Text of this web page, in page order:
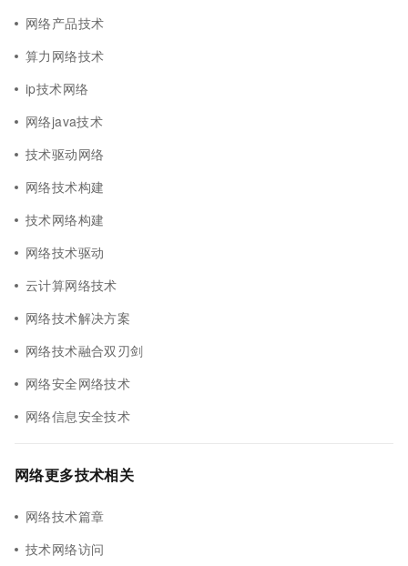
网络产品技术
算力网络技术
ip技术网络
网络java技术
技术驱动网络
网络技术构建
技术网络构建
网络技术驱动
云计算网络技术
网络技术解决方案
网络技术融合双刃剑
网络安全网络技术
网络信息安全技术
网络更多技术相关
网络技术篇章
技术网络访问